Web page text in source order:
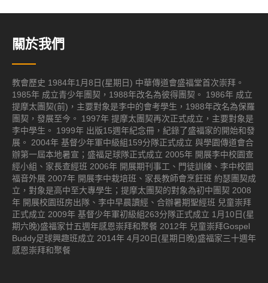
關於我們
教會歷史 1984年1月8日(星期日) 中華傳道會盛福堂首次崇拜。
1985年 成立青少年團契，1988年改名為彼得團契。 1986年 成立
提摩太團契(前)，主要對象是李中的會考學生，1988年改名為保羅
團契，發展至今。 1997年 提摩太團契再次正式成立，主要對象是
李中學生。 1999年 出版15週年紀念冊，紀錄了盛福家的開始和發
展。 2004年 基督少年軍中級組159分隊正式成立 與學園傳道會合
辦第一屆本地暑宣；盛福足球隊正式成立 2005年 開展李中校園查
經小組、家長查經班 2006年 開展期刊事工、門徒訓練、李中校園
福音外展 2007年 開展李中栽培班、家長教師會烹飪班 約瑟團契成
立，對象是高中至大專學生；提摩太團契的對象為初中團契 2008
年 開展校園班房出隊、李中早晨讀經、合辦暑期聖經班 兒童崇拜
正式成立 2009年 基督少年軍初級組263分隊正式成立 1月10日(星
期六晚)盛福家廿五週年感恩崇拜和聚餐 2012年 兒童崇拜Gospel
Buddy足球興趣班成立 2014年 4月20日(星期日晚)盛福家三十週年
感恩崇拜和聚餐